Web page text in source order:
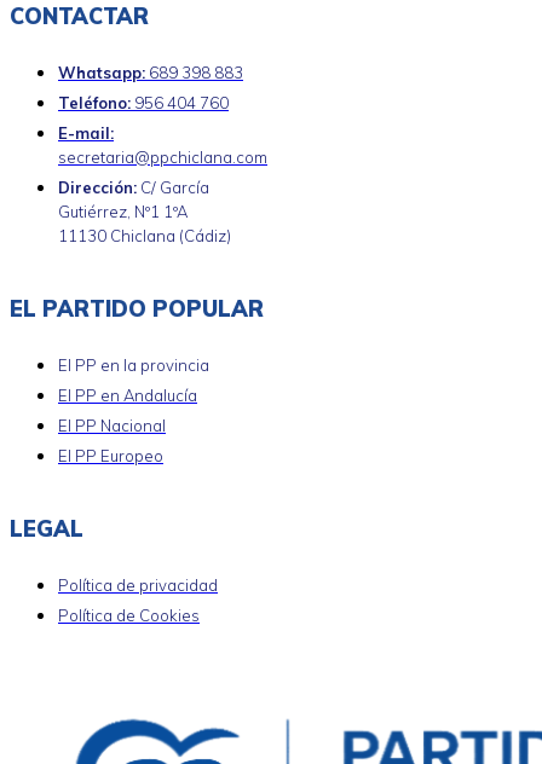
CONTACTAR
Whatsapp: 689 398 883
Teléfono: 956 404 760
E-mail:
secretaria@ppchiclana.com
Dirección: C/ García
Gutiérrez, Nº1 1ºA
11130 Chiclana (Cádiz)
EL PARTIDO POPULAR
El PP en la provincia
El PP en Andalucía
El PP Nacional
El PP Europeo
LEGAL
Política de privacidad
Política de Cookies